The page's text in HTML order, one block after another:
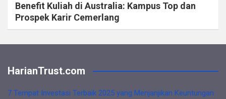
Benefit Kuliah di Australia: Kampus Top dan
Prospek Karir Cemerlang
HarianTrust.com
7 Tempat Investasi Terbaik 2025 yang Menjanjikan Keuntungan